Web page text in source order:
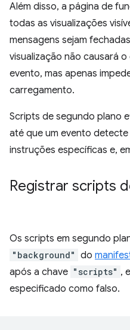
Além disso, a página de
todas as visualizações
mensagens sejam
visualização não causará
evento, mas apenas
carregamento.
Scripts de segundo plano
até que um evento
instruções específicas e,
Registrar scripts
Os scripts em segundo
"background" do
após a chave "scripts" , e
especificado como falso.